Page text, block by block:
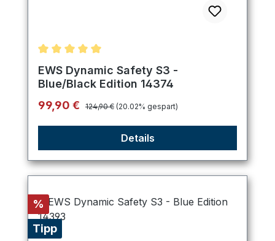
Durchschnittliche Bewertung von 5 von 5 Sternen
EWS Dynamic Safety S3 -
Blue/Black Edition 14374
Verkaufspreis:
99,90 € Regulärer Preis:
124,90 € (20.02% gespart)
Details
Rabatt
%
Tipp